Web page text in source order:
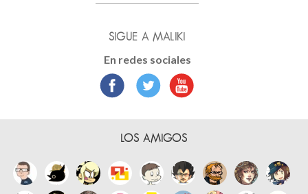
SIGUE A MALIKI
En redes sociales
LOS AMIGOS